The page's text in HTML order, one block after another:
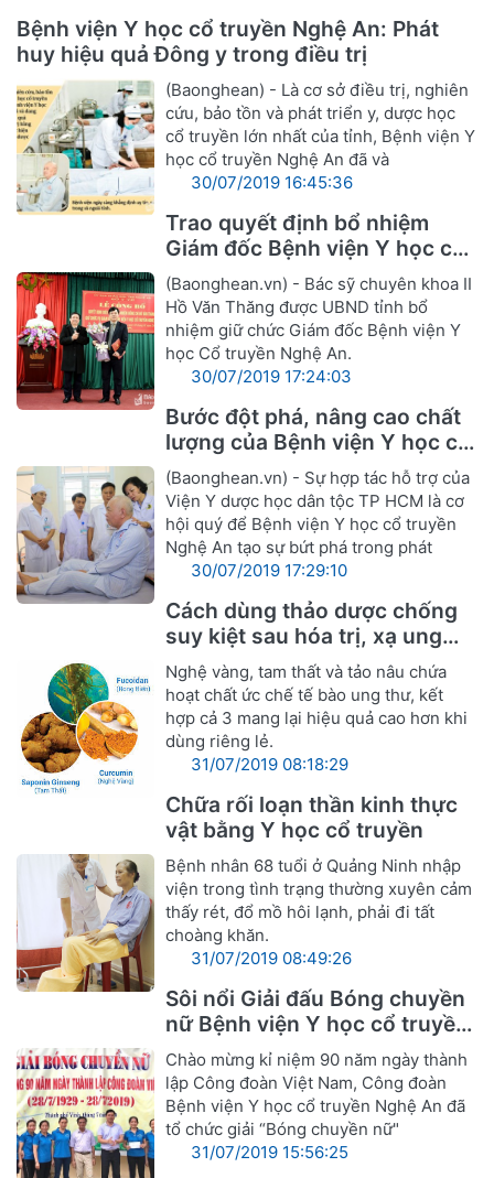
Bệnh viện Y học cổ truyền Nghệ An: Phát
huy hiệu quả Đông y trong điều trị
(Baonghean) - Là cơ sở điều trị, nghiên
cứu, bảo tồn và phát triển y, dược học
cổ truyền lớn nhất của tỉnh, Bệnh viện Y
học cổ truyền Nghệ An đã và
30/07/2019 16:45:36
Trao quyết định bổ nhiệm
Giám đốc Bệnh viện Y học cổ
truyền Nghệ An
(Baonghean.vn) - Bác sỹ chuyên khoa II
Hồ Văn Thăng được UBND tỉnh bổ
nhiệm giữ chức Giám đốc Bệnh viện Y
học Cổ truyền Nghệ An.
30/07/2019 17:24:03
Bước đột phá, nâng cao chất
lượng của Bệnh viện Y học cổ
truyền Nghệ An
(Baonghean.vn) - Sự hợp tác hỗ trợ của
Viện Y dược học dân tộc TP HCM là cơ
hội quý để Bệnh viện Y học cổ truyền
Nghệ An tạo sự bứt phá trong phát
30/07/2019 17:29:10
Cách dùng thảo dược chống
suy kiệt sau hóa trị, xạ ung
thư
Nghệ vàng, tam thất và tảo nâu chứa
hoạt chất ức chế tế bào ung thư, kết
hợp cả 3 mang lại hiệu quả cao hơn khi
dùng riêng lẻ.
31/07/2019 08:18:29
Chữa rối loạn thần kinh thực
vật bằng Y học cổ truyền
Bệnh nhân 68 tuổi ở Quảng Ninh nhập
viện trong tình trạng thường xuyên cảm
thấy rét, đổ mồ hôi lạnh, phải đi tất
choàng khăn.
31/07/2019 08:49:26
Sôi nổi Giải đấu Bóng chuyền
nữ Bệnh viện Y học cổ truyền
Nghệ An
Chào mừng kỉ niệm 90 năm ngày thành
lập Công đoàn Việt Nam, Công đoàn
Bệnh viện Y học cổ truyền Nghệ An đã
tổ chức giải “Bóng chuyền nữ"
31/07/2019 15:56:25